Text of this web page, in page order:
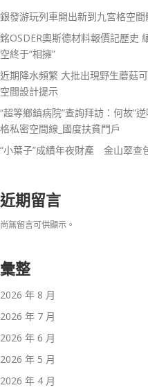
銀發游玩列車開出新到九宮格空
銘OSDER奧斯德材料報價記歷史
空終于“相擁”
近期降水頻繁 大批出現野生蘑菇
空間設計提示
“超等鄉鎮病院”查詢拜訪：何故”
格私密空間線_國度扶貧門戶
“小葉子”成績年夜財產 金山翠查
近期留言
尚無留言可供顯示。
彙整
2026 年 8 月
2026 年 7 月
2026 年 6 月
2026 年 5 月
2026 年 4 月